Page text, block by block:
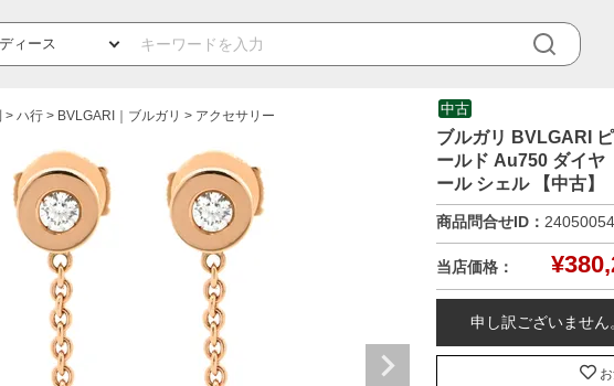
ハ行 BVLGARI｜ブルガリ アクセサリー 中古
ブルガリ BVLGARI
ールド Au750 ダイヤ
ール シェル 【中古】
商品問合せID：
当店価格： ¥
申し訳ございません